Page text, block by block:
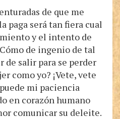
de que me
paga será tan fiera cual
y el intento de
de ingenio de tal
de salir para se perder
como yo? ¡Vete, vete
mi paciencia
en corazón humano
comunicar su deleite.